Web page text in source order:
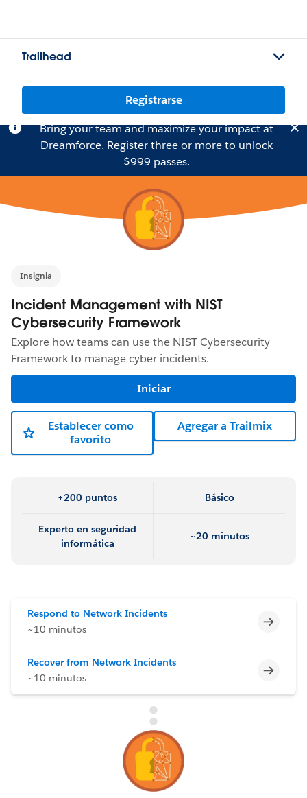
Trailhead
Registrarse
Bring your team and maximize your impact at
Dreamforce. Registerthree or more to unlock
$999 passes.
Insignia
Incident Management with NIST
Cybersecurity Framework
Explore how teams can use the NIST Cybersecurity
Framework to manage cyber incidents.
Iniciar
Establecer como
favorito
Agregar a Trailmix
+200 puntos Básico
Experto en seguridad
informática
~20 minutos
Respond to Network Incidents
~10 minutos
Recover from Network Incidents
~10 minutos